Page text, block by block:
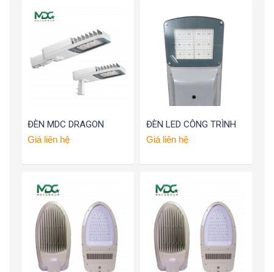
ĐÈN MDC DRAGON
Giá liên hệ
ĐÈN LED CÔNG TRÌNH
Giá liên hệ